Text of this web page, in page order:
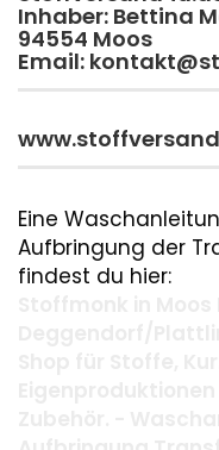
Inhaber: Bettina
94554 Moos
Email:
Eine
Aufbringung der
findest du hier: